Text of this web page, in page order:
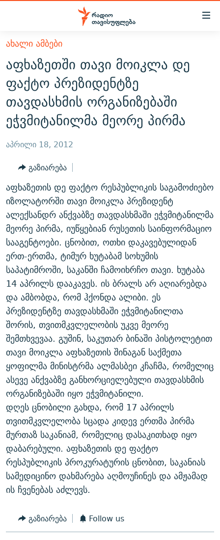
Accessibility
მთავარ
შინაარსზე
დაბრუნება
მთავარ
ნავიგაციაზე
დაბრუნება
ძიებაზე
დაბრუნება
ᲐᲮᲐᲚᲘ ᲐᲛᲑᲔᲑᲘ
ᲗᲔᲛᲔᲑᲘ
ᲞᲝᲚᲘᲢᲘᲙᲐ
ᲔᲙᲝᲜᲝᲛᲘᲙᲐ
ᲡᲐᲖᲝᲒᲐᲓᲝᲔᲑᲐ
ᲙᲣᲚᲢᲣᲠᲐ
ᲕᲘᲓᲔᲝ
ᲑᲚᲝᲒᲔᲑᲘ
ᲞᲝᲓᲙᲐᲡᲢᲔᲑᲘ
ᲐᲡᲐᲗᲘᲐᲜᲘᲡ ᲙᲣᲗᲮᲔ
60 ᲓᲔᲪᲘᲑᲔᲚᲘ
ᲒᲐᲜᲙᲘᲗᲮᲕᲘᲡ ᲓᲦᲔ
ᲓᲘᲚᲘᲡ ᲡᲐᲣᲑᲠᲔᲑᲘ
ᲛᲝᲚᲐᲞᲐᲠᲐᲙᲔ ᲢᲔᲥᲡᲢᲔᲑᲘ
ᲨᲘᲜ - ᲣᲪᲮᲝᲔᲗᲨᲘ
ᲚᲘᲢᲔᲠᲐᲢᲣᲠᲣᲚᲘ ᲬᲐᲮᲜᲐᲒᲔᲑᲘ
ᲐᲛᲔᲠᲘᲙᲣᲚᲘ ᲛᲝᲗᲮᲠᲝᲑᲐ
ᲘᲛᲞᲔᲠᲘᲐ ᲓᲐ ᲠᲐᲓᲘᲝ
ᲒᲐᲓᲐᲪᲔᲛᲔᲑᲘ
ᲤᲔᲜᲝᲕᲐᲜᲘ - 2.10
ᲞᲠᲝᲔᲥᲢᲔᲑᲘ
ᲣᲙᲠᲐᲘᲜᲐᲨᲘ ᲓᲐᲦᲣᲞᲣᲚᲘ ᲥᲐᲠᲗᲕᲔᲚᲘ ᲛᲔᲑᲠᲫᲝᲚᲔᲑᲘ - 2022
ᲓᲐᲛᲝᲣᲙᲘᲓᲔᲑᲚᲝᲑᲘᲡ 100 ᲬᲔᲚᲘ
ᲩᲔᲛᲘ ᲡᲘᲙᲕᲓᲘᲚᲘᲡ ᲛᲘᲖᲔᲖᲘᲐ COVID-19
11 ᲬᲔᲚᲘ - 11 ᲐᲛᲑᲐᲕᲘ
ᲡᲐᲞᲐᲠᲚᲐᲛᲔᲜᲢᲝ ᲐᲠᲩᲔᲕᲜᲔᲑᲘᲡ ᲘᲡᲢᲝᲠᲘᲐ
ᲑᲐᲕᲨᲕᲔᲑᲘ ᲞᲠᲝᲡᲢᲘᲢᲣᲪᲘᲐᲨᲘ - ᲐᲛᲝᲣᲗᲥᲛᲔᲚᲘ ᲐᲛᲑᲐᲕᲘ
5 ᲐᲛᲑᲐᲕᲘ - 20 ᲘᲕᲜᲘᲡᲡ ᲓᲐᲨᲐᲕᲔᲑᲣᲚᲔᲑᲘ
ᲐᲒᲕᲘᲡᲢᲝᲡ ᲝᲛᲘ
ПРИВЕТ ᲙᲣᲚᲢᲣᲠᲐ
ЭХО КАВКАЗА
ᲒᲐᲛᲝᲘᲬᲔᲠᲔ
რთე/რთ-ის ყველა საიტი
ᲐᲮᲐᲚᲘ ᲐᲛᲑᲔᲑᲘ
აფხაზეთში თავი მოიკლა დე
ფაქტო პრეზიდენტზე
თავდასხმის ორგანიზებაში
ეჭვმიტანილმა მეორე პირმა
აპრილი 18, 2012
გაზიარება
აფხაზეთის დე ფაქტო რესპუბლიკის საგამოძიებო
იზოლატორში თავი მოიკლა პრეზიდენტ
ალექსანდრ ანქვაბზე თავდასხმაში ეჭვმიტანილმა
მეორე პირმა, იუწყებიან რუსეთის საინფორმაციო
სააგენტოები. ცნობით, ოთხი დაკავებულიდან
ერთ-ერთმა, ტიმურ ხუტაბამ სოხუმის
საპატიმროში, საკანში ჩამოიხრჩო თავი. ხუტაბა
14 აპრილს დააკავეს. ის ბრალს არ აღიარებდა
და ამბობდა, რომ ჰქონდა ალიბი. ეს
პრეზიდენტზე თავდასხმაში ეჭვმიტანილთა
შორის, თვითმკვლელობის უკვე მეორე
შემთხვევაა. გუშინ, საკუთარ ბინაში პისტოლეტით
თავი მოიკლა აფხაზეთის შინაგან საქმეთა
ყოფილმა მინისტრმა ალმასბეი კჩაჩმა, რომელიც
ასევე ანქვაბზე განხორციელებული თავდასხმის
ორგანიზებაში იყო ეჭვმიტანილი.
დღეს ცნობილი გახდა, რომ 17 აპრილს
თვითმკვლელობა სცადა კიდევ ერთმა პირმა
მურთაზ საკანიამ, რომელიც დასაკითხად იყო
დაბარებული. აფხაზეთის დე ფაქტო
რესპუბლიკის პროკურატურის ცნობით, საკანიას
სამედიცინო დახმარება აღმოუჩინეს და ამჟამად
ის ჩვენებას აძლევს.
გაზიარება Follow us